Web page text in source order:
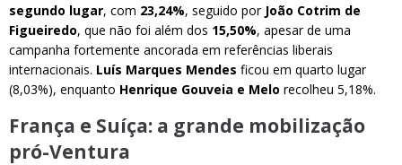
segundo lugar, com 23,24%, seguido por João Cotrim de
Figueiredo, que não foi além dos 15,50%, apesar de uma
campanha fortemente ancorada em referências liberais
internacionais. Luís Marques Mendes ficou em quarto lugar
(8,03%), enquanto Henrique Gouveia e Melo recolheu 5,18%.
França e Suíça: a grande mobilização
pró-Ventura